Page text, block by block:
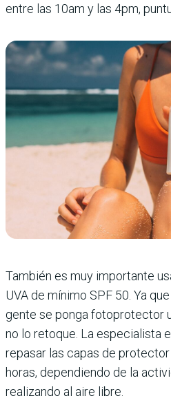
entre las 10am y las 4pm,
También es muy importante
UVA de mínimo SPF 50. Ya
gente se ponga fotoprotector
no lo retoque. La especialista
repasar las capas de
horas, dependiendo de la
realizando al aire libre.